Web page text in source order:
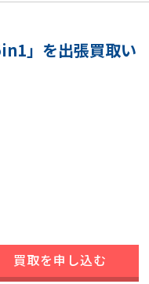
」を出張買取い
買取を申し込む